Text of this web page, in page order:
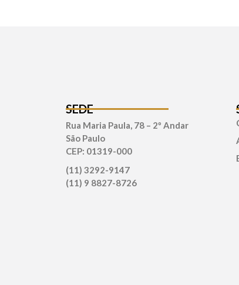
SEDE
Rua Maria Paula, 78 – 2º Andar
São Paulo
CEP: 01319-000
(11) 3292-9147
(11) 9 8827-8726